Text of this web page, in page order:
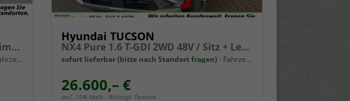
Family 1.6 T-GDI 110kW, 2-Zonen Klimaautomatik, Sitzheizung, AppleCarPlay&Android Auto, Freisprecheinrichtung, Radio DAB, Verkehrszeichenerkennung, Rückfahrkamera, eCall Notrufsystem, 17 Zoll Leichtmetallfelgen, uvm.
mit Tageszulassung
Hyundai TUCSON
NX4 Pure 1.6 T-GDI 2WD 48V / Sitz + Lenkradheiz. LED Tempomat Alu 17"
sofort lieferbar (bitte nach Standort fragen) Fahrzeug mit Tageszulassung
26.600,– €
incl. 19% MwSt.. Wichtig!: Termine